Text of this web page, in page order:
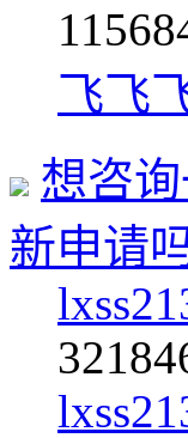
1
飞飞
想咨
新申请吗
3